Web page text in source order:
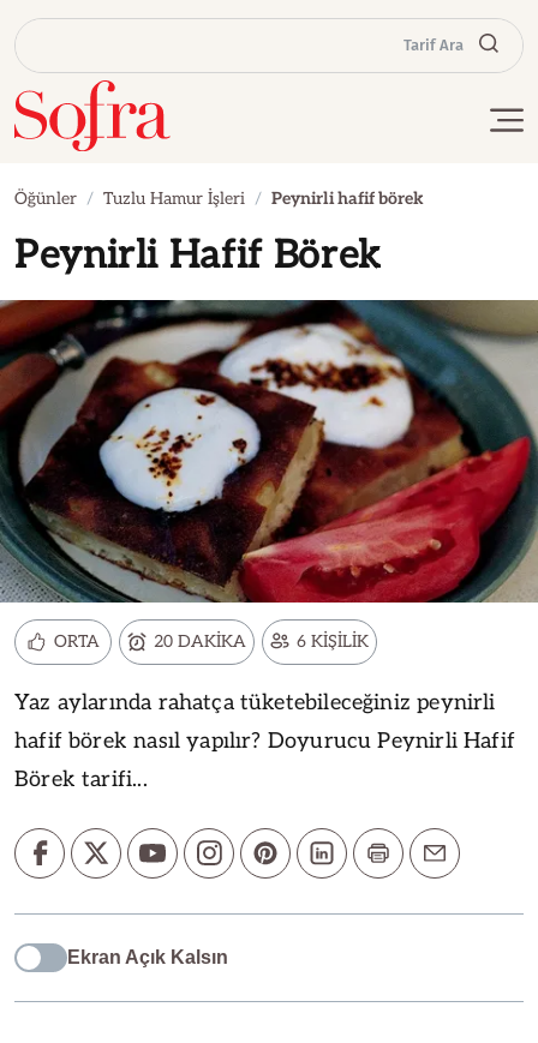
Tarif Ara
Öğünler Tuzlu Hamur İşleri Peynirli hafif börek
Peynirli Hafif Börek
ORTA 20 DAKİKA 6 KİŞİLİK
Yaz aylarında rahatça tüketebileceğiniz peynirli
hafif börek nasıl yapılır? Doyurucu Peynirli Hafif
Börek tarifi...
Ekran Açık Kalsın